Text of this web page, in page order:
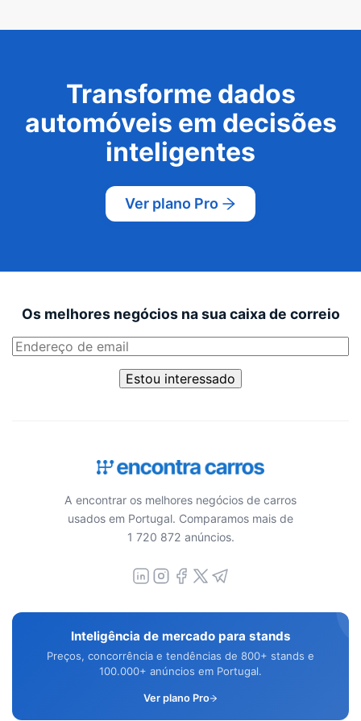
Transforme dados
automóveis em decisões
inteligentes
Ver plano Pro
Os melhores negócios na sua caixa de correio
Estou interessado
A encontrar os melhores negócios de carros
usados em Portugal. Comparamos mais de
1 720 872 anúncios.
Inteligência de mercado para stands
Preços, concorrência e tendências de 800+ stands e
100.000+ anúncios em Portugal.
Ver plano Pro